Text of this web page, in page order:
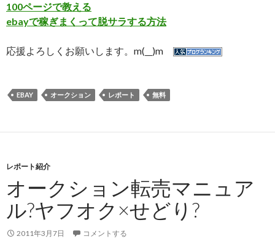
100ページで教える
ebayで稼ぎまくって脱サラする方法
応援よろしくお願いします。m(__)m
EBAY オークション レポート 無料
レポート紹介
オークション転売マニュア
ル?ヤフオク×せどり?
2011年3月7日 コメントする